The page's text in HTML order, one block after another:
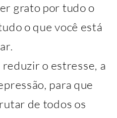
grato por tudo o
o que você está
reduzir o estresse, a
para que
de todos os